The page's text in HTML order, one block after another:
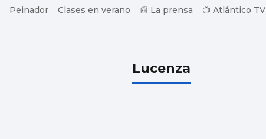
Peinador Clases en verano 📰 La prensa 📺 Atlántico TV
Lucenza